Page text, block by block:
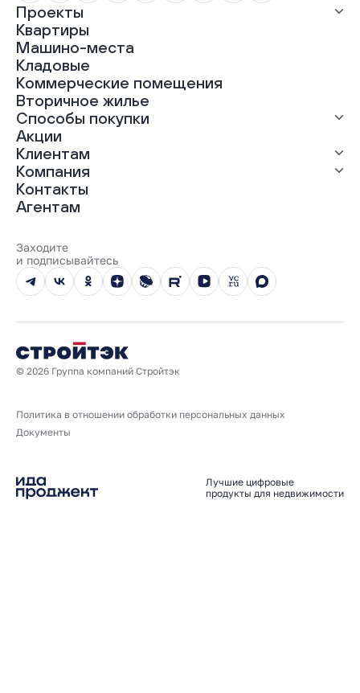
Проекты
Все проекты
ЖК «Абрикос»
ЖК «Гравитация»
ЖК «Грин Гарден»
ЖК «Динамика»
ЖК «Мохито»
ЖК «Современник»
ЖК «Янтарная долина»
Квартиры
Машино-места
Кладовые
Коммерческие помещения
Вторичное жилье
Способы покупки
Выгодная ипотека
Рассрочка
Материнский капитал
Трейд-ин
100% оплата
Акции
Клиентам
Ход строительства
Документы
Выдача ключей
Компания
О нас
Карьера
Реализованные проекты
Вопросы и ответы
Новости
Юбилейный год
Контакты
Агентам
Заходите
и подписывайтесь
© 2026 Группа компаний Стройтэк
Политика в отношении обработки персональных данных
Документы
Лучшие цифровые
продукты для недвижимости